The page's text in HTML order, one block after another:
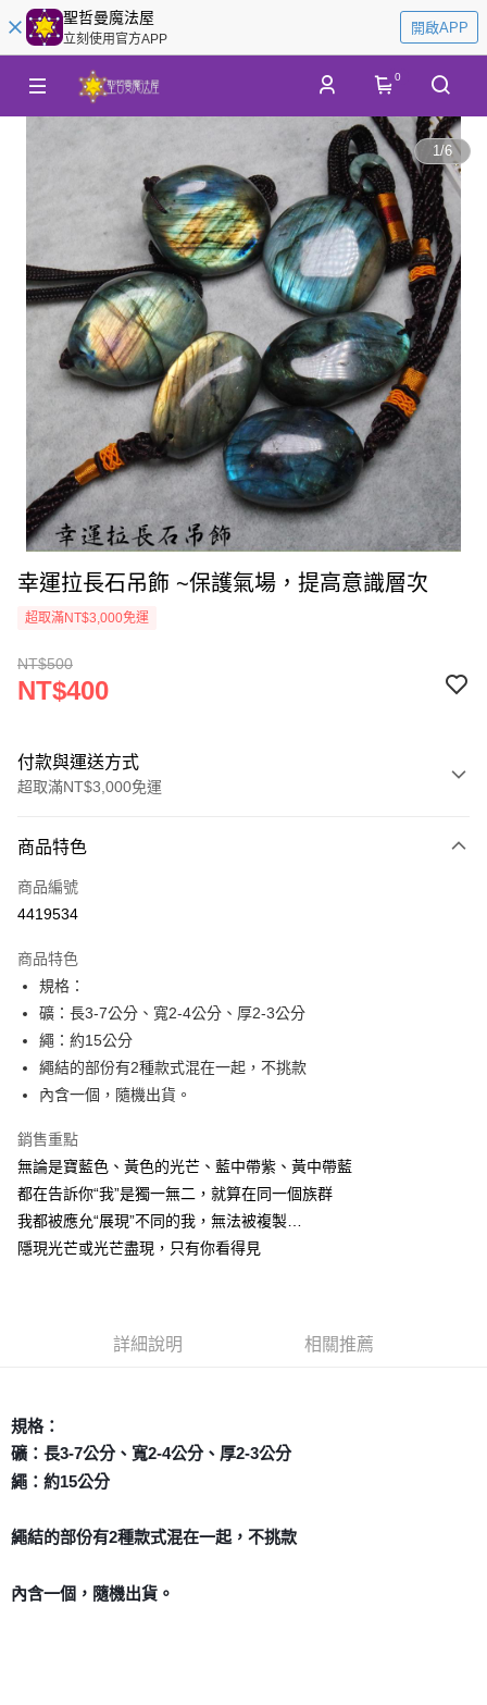
聖哲曼魔法屋
立刻使用官方APP
開啟APP
0
1/6
幸運拉長石吊飾 ~保護氣場，提高意識層次
超取滿NT$3,000免運
NT$500
NT$400
付款與運送方式
超取滿NT$3,000免運
信用卡一次付款
超商取貨付款
Apple Pay
街口支付
悠遊付
ATM付款
全家取貨付款
每筆NT$80，滿NT$3,000(含以上)免運費
7-11取貨付款
每筆NT$80，滿NT$3,000(含以上)免運費
付款後門市自取
商品特色
商品編號
4419534
商品特色
規格：
礦：長3-7公分、寬2-4公分、厚2-3公分
繩：約15公分
繩結的部份有2種款式混在一起，不挑款
內含一個，隨機出貨。
銷售重點
無論是寶藍色、黃色的光芒、藍中帶紫、黃中帶藍
都在告訴你“我”是獨一無二，就算在同一個族群
我都被應允“展現”不同的我，無法被複製…
隱現光芒或光芒盡現，只有你看得見
詳細說明 相關推薦
規格：
礦：長3-7公分、寬2-4公分、厚2-3公分
繩：約15公分
繩結的部份有2種款式混在一起，不挑款
內含一個，隨機出貨。